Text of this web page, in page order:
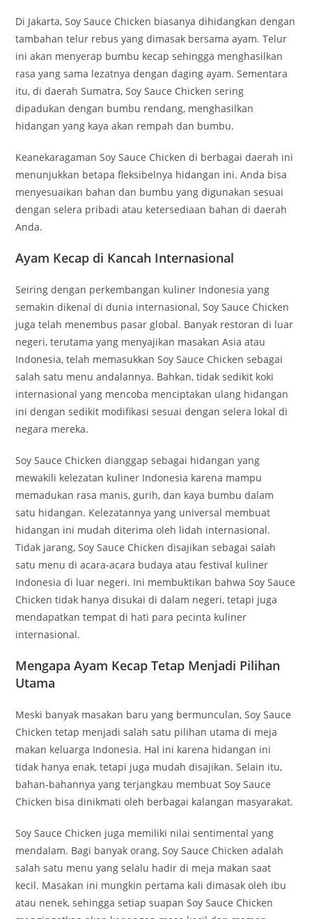
Di Jakarta, Soy Sauce Chicken biasanya dihidangkan dengan
tambahan telur rebus yang dimasak bersama ayam. Telur
ini akan menyerap bumbu kecap sehingga menghasilkan
rasa yang sama lezatnya dengan daging ayam. Sementara
itu, di daerah Sumatra, Soy Sauce Chicken sering
dipadukan dengan bumbu rendang, menghasilkan
hidangan yang kaya akan rempah dan bumbu.
Keanekaragaman Soy Sauce Chicken di berbagai daerah ini
menunjukkan betapa fleksibelnya hidangan ini. Anda bisa
menyesuaikan bahan dan bumbu yang digunakan sesuai
dengan selera pribadi atau ketersediaan bahan di daerah
Anda.
Ayam Kecap di Kancah Internasional
Seiring dengan perkembangan kuliner Indonesia yang
semakin dikenal di dunia internasional, Soy Sauce Chicken
juga telah menembus pasar global. Banyak restoran di luar
negeri, terutama yang menyajikan masakan Asia atau
Indonesia, telah memasukkan Soy Sauce Chicken sebagai
salah satu menu andalannya. Bahkan, tidak sedikit koki
internasional yang mencoba menciptakan ulang hidangan
ini dengan sedikit modifikasi sesuai dengan selera lokal di
negara mereka.
Soy Sauce Chicken dianggap sebagai hidangan yang
mewakili kelezatan kuliner Indonesia karena mampu
memadukan rasa manis, gurih, dan kaya bumbu dalam
satu hidangan. Kelezatannya yang universal membuat
hidangan ini mudah diterima oleh lidah internasional.
Tidak jarang, Soy Sauce Chicken disajikan sebagai salah
satu menu di acara-acara budaya atau festival kuliner
Indonesia di luar negeri. Ini membuktikan bahwa Soy Sauce
Chicken tidak hanya disukai di dalam negeri, tetapi juga
mendapatkan tempat di hati para pecinta kuliner
internasional.
Mengapa Ayam Kecap Tetap Menjadi Pilihan
Utama
Meski banyak masakan baru yang bermunculan, Soy Sauce
Chicken tetap menjadi salah satu pilihan utama di meja
makan keluarga Indonesia. Hal ini karena hidangan ini
tidak hanya enak, tetapi juga mudah disajikan. Selain itu,
bahan-bahannya yang terjangkau membuat Soy Sauce
Chicken bisa dinikmati oleh berbagai kalangan masyarakat.
Soy Sauce Chicken juga memiliki nilai sentimental yang
mendalam. Bagi banyak orang, Soy Sauce Chicken adalah
salah satu menu yang selalu hadir di meja makan saat
kecil. Masakan ini mungkin pertama kali dimasak oleh ibu
atau nenek, sehingga setiap suapan Soy Sauce Chicken